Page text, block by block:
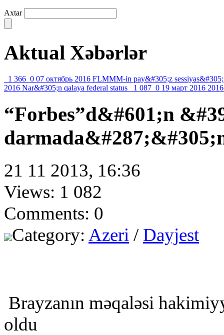
Axtar
Aktual Xəbərlər
1 366 0 07 октябрь 2016 FLMMM-in pay&#305;z sessiyas&#305;
2016 Nar&#305;n qalaya federal status 1 087 0 19 март 2016
“Forbes”d&#601;n
21 11 2013, 16:36
Views: 1 082
Comments: 0
Category: Azeri / Dayjest
Brayzanın məqaləsi
oldu